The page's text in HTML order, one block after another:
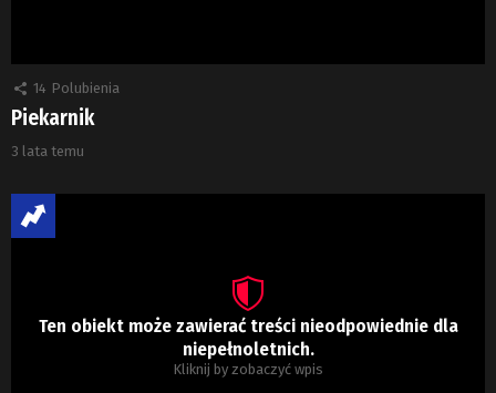
14 Polubienia
Piekarnik
3 lata temu
Ten obiekt może zawierać treści nieodpowiednie dla
niepełnoletnich.
Kliknij by zobaczyć wpis